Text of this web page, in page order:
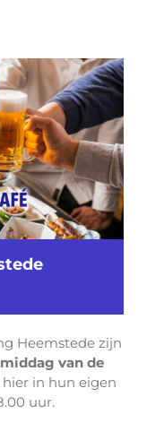
Heemstede zijn
van de
in hun eigen
uur.